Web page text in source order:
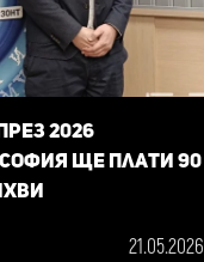
2026
ще плати 90
21.05.2026